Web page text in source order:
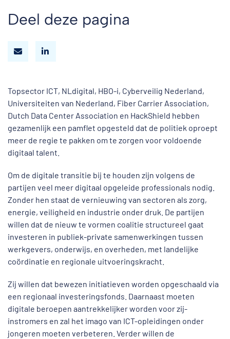
Deel deze pagina
Topsector ICT, NLdigital, HBO-i, Cyberveilig Nederland,
Universiteiten van Nederland, Fiber Carrier Association,
Dutch Data Center Association en HackShield hebben
gezamenlijk een pamflet opgesteld dat de politiek oproept
meer de regie te pakken om te zorgen voor voldoende
digitaal talent.
Om de digitale transitie bij te houden zijn volgens de
partijen veel meer digitaal opgeleide professionals nodig.
Zonder hen staat de vernieuwing van sectoren als zorg,
energie, veiligheid en industrie onder druk. De partijen
willen dat de nieuw te vormen coalitie structureel gaat
investeren in publiek-private samenwerkingen tussen
werkgevers, onderwijs, en overheden, met landelijke
coördinatie en regionale uitvoeringskracht.
Zij willen dat bewezen initiatieven worden opgeschaald via
een regionaal investeringsfonds. Daarnaast moeten
digitale beroepen aantrekkelijker worden voor zij-
instromers en zal het imago van ICT-opleidingen onder
jongeren moeten verbeteren. Verder willen de